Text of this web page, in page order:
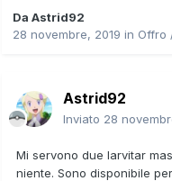
Da Astrid92
28 novembre, 2019 in Offro
Astrid92
Inviato 28
Mi servono due larvitar
niente. Sono disponibile